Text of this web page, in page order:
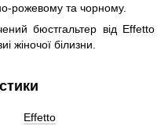
рожевому та чорному.
бюстгальтер від
жіночої білизни.
Effetto